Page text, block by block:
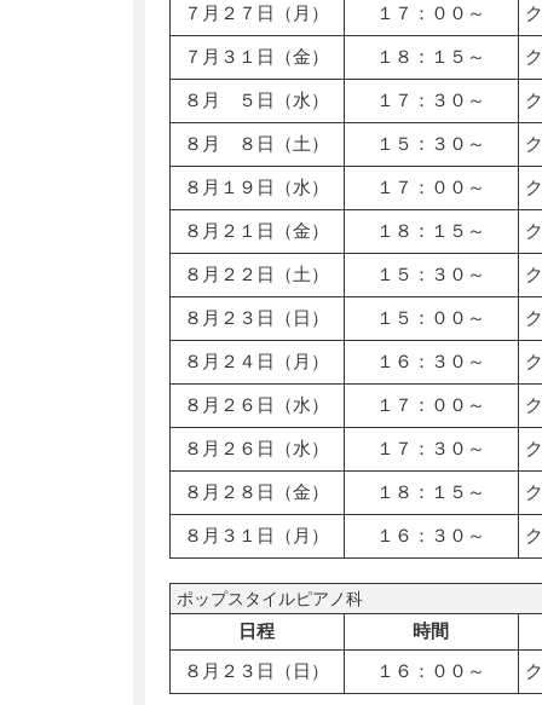
７月２７日（月） １７：００～
７月３１日（金） １８：１５～
８月 ５日（水） １７：３０～
８月 ８日（土） １５：３０～
８月１９日（水） １７：００～
８月２１日（金） １８：１５～
８月２２日（土） １５：３０～
８月２３日（日） １５：００～
８月２４日（月） １６：３０～
８月２６日（水） １７：００～
８月２６日（水） １７：３０～
８月２８日（金） １８：１５～
８月３１日（月） １６：３０～
ポップスタイルピアノ科
日程
時間
８月２３日（日）
１６：００～